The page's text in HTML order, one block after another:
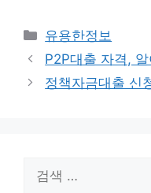
카
테
리
유용한정보
P2P대출 자격,
정책자금대출 신
색: